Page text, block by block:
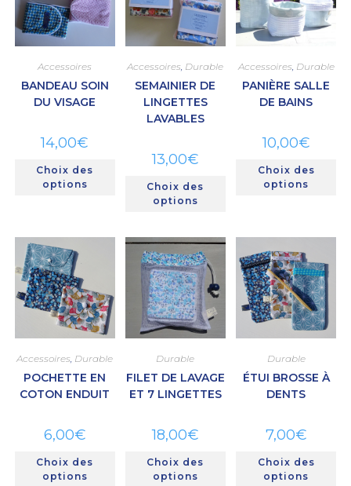
Accessoires
BANDEAU SOIN
DU VISAGE
14,00€
Choix des
options
Accessoires Durable
SEMAINIER DE
LINGETTES
LAVABLES
13,00€
Choix des
options
Accessoires Durable
PANIÈRE SALLE
DE BAINS
10,00€
Choix des
options
Accessoires Durable
POCHETTE EN
COTON ENDUIT
6,00€
Choix des
options
Durable
FILET DE LAVAGE
ET 7 LINGETTES
18,00€
Choix des
options
Durable
ÉTUI BROSSE À
DENTS
7,00€
Choix des
options